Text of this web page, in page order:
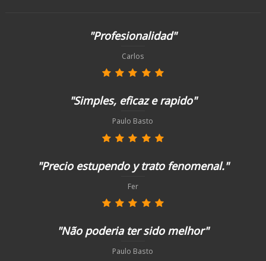
"Profesionalidad"
Carlos
"Simples, eficaz e rapido"
Paulo Basto
"Precio estupendo y trato fenomenal."
Fer
"Não poderia ter sido melhor"
Paulo Basto